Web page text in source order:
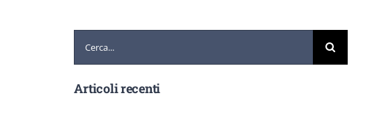
Articoli recenti